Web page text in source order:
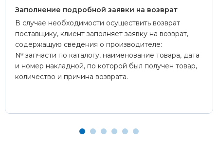
Заполнение подробной заявки на возврат
В случае необходимости осуществить возврат
поставщику, клиент заполняет заявку на возврат,
содержащую сведения о производителе:
№ запчасти по каталогу, наименование товара, дата
и номер накладной, по которой был получен товар,
количество и причина возврата.